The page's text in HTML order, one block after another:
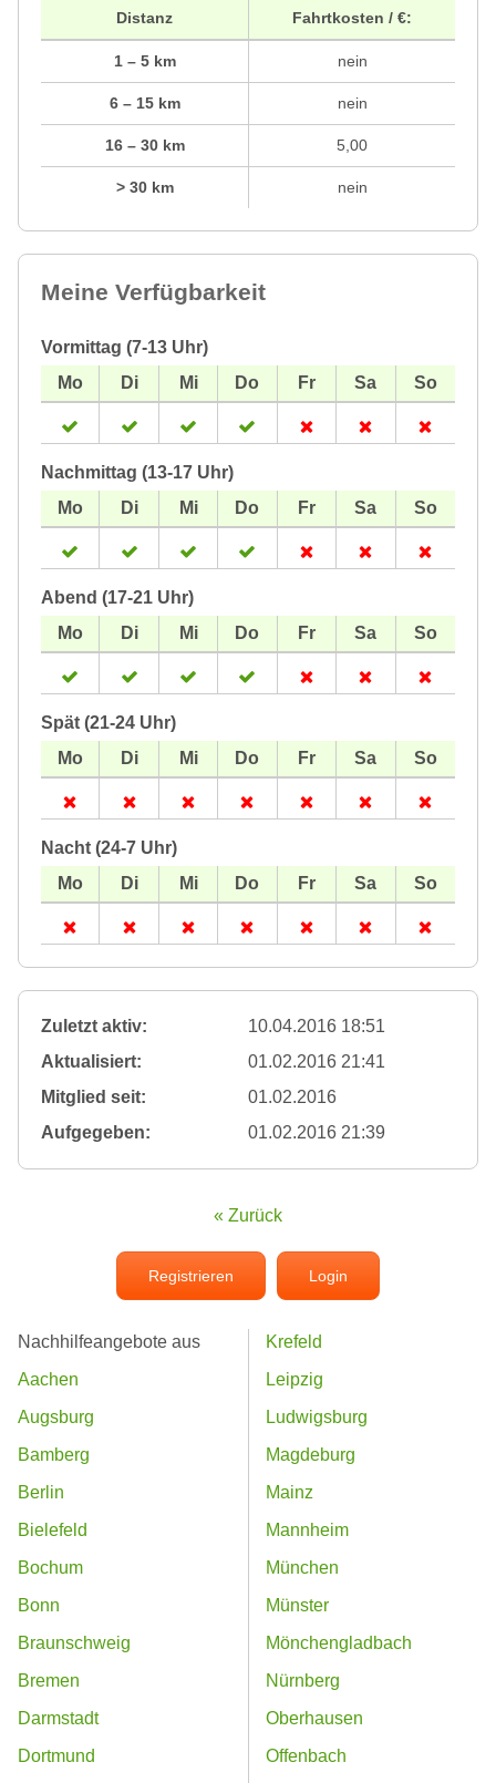
Distanz
1 – 5 km
6 – 15 km
16 – 30 km
> 30 km
Fahrtkosten / €:
nein
nein
5,00
nein
Meine Verfügbarkeit
Vormittag (7-13 Uhr)
Nachmittag (13-17 Uhr)
Abend (17-21 Uhr)
Spät (21-24 Uhr)
Nacht (24-7 Uhr)
Zuletzt aktiv:
10.04.2016 18:51
Aktualisiert:
01.02.2016 21:41
Mitglied seit:
01.02.2016
Aufgegeben:
01.02.2016 21:39
« Zurück
Registrieren Login
Nachhilfeangebote aus
Aachen
Augsburg
Bamberg
Berlin
Bielefeld
Bochum
Bonn
Braunschweig
Bremen
Darmstadt
Dortmund
Krefeld
Leipzig
Ludwigsburg
Magdeburg
Mainz
Mannheim
München
Münster
Mönchengladbach
Nürnberg
Oberhausen
Offenbach